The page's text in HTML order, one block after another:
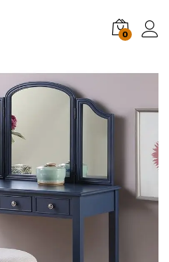
0